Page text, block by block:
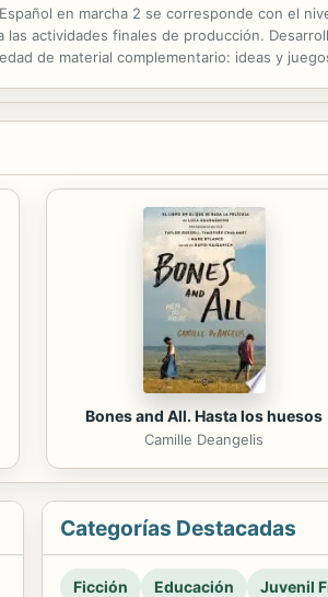
en marcha 2 se corresponde con el
actividades finales de producción.
de material complementario: ideas y
Bones and All. Hasta los huesos
Camille Deangelis
Categorías Destacadas
Ficción Educación Juvenil